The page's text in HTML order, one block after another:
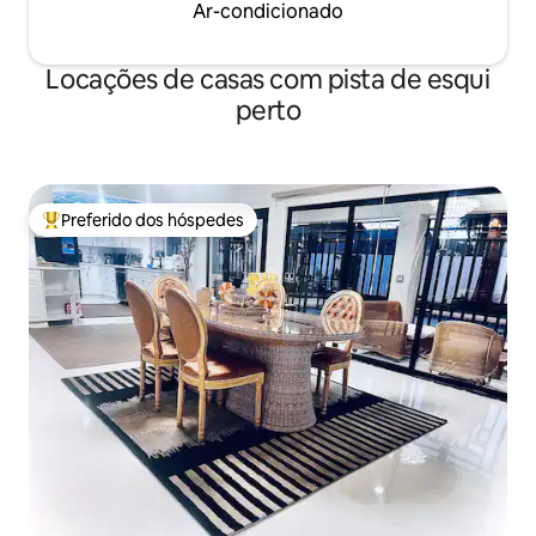
Ar-condicionado
Locações de casas com pista de esqui
perto
Entre os melhores preferidos dos hóspedes
Preferido dos hóspedes